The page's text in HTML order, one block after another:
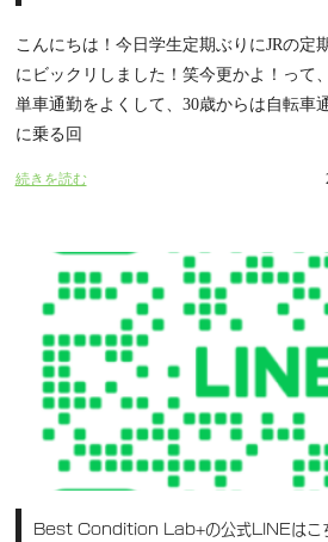
こんにちは！今日学生定期ぶりにJRの定
にビックリしました！笑今更かよ！って
単車通勤をよくして、30歳からは自転車
に乗る回
続きを読む
Best Condition Lab+の公式LINEはこ